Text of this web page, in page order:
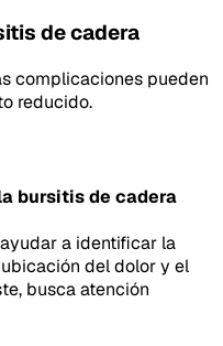
de cadera
complicaciones pueden
reducido.
bursitis de cadera
a identificar la
del dolor y el
busca atención